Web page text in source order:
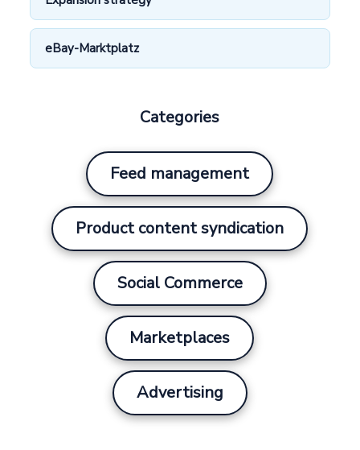
eBay-Marktplatz
Categories
Feed management
Product content syndication
Social Commerce
Marketplaces
Advertising